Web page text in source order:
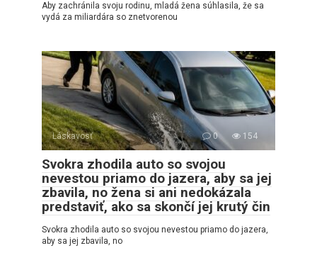
Aby zachránila svoju rodinu, mladá žena súhlasila, že sa
vydá za miliardára so znetvorenou
Láskavosť 0 154
Svokra zhodila auto so svojou
nevestou priamo do jazera, aby sa jej
zbavila, no žena si ani nedokázala
predstaviť, ako sa skončí jej krutý čin
Svokra zhodila auto so svojou nevestou priamo do jazera,
aby sa jej zbavila, no